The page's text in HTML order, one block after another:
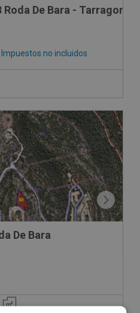
De Bara - Tarragona
Impuestos no incluidos
De Bara